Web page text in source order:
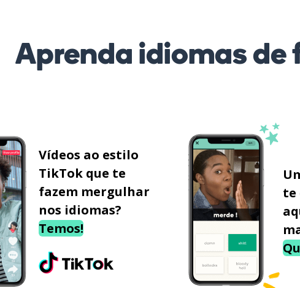
Aprenda idiomas
Vídeos ao estilo
TikTok que te
fazem mergulhar
nos idiomas?
Temos!
te